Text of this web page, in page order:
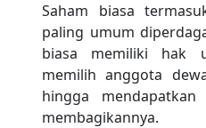
Saham biasa
paling umum
biasa memiliki hak
memilih anggota
hingga
membagikannya.